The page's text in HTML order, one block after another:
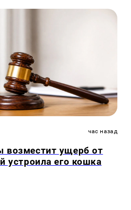
час назад
ущерб от
устроила его кошка